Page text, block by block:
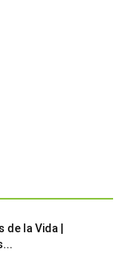
la Vida |